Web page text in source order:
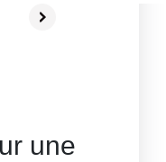
une